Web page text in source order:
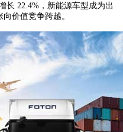
长 22.4%，新能源车型成为出
价值竞争跨越。